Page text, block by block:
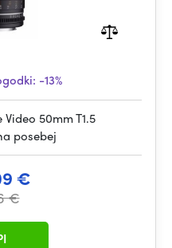
-13%
50mm T1.5
posebej
€
€